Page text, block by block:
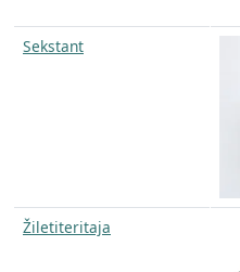
Sekstant
Žiletiteritaja